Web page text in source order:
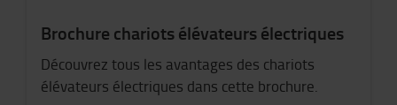
Brochure chariots élévateurs électriques
Découvrez tous les avantages des chariots
élévateurs électriques dans cette brochure.